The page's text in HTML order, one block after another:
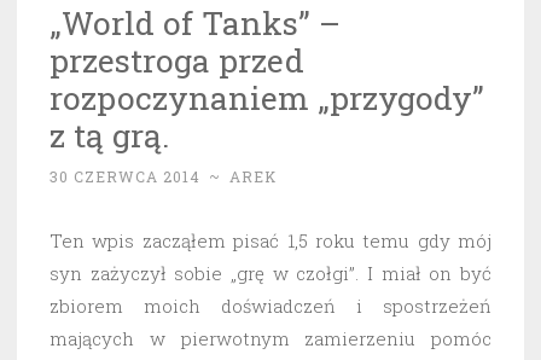
„World of Tanks” –
przestroga przed
rozpoczynaniem „przygody”
z tą grą.
30 CZERWCA 2014 ~ AREK
Ten wpis zacząłem pisać 1,5 roku temu gdy mój
syn zażyczył sobie „grę w czołgi”. I miał on być
zbiorem moich doświadczeń i spostrzeżeń
mających w pierwotnym zamierzeniu pomóc